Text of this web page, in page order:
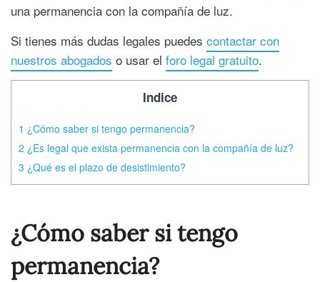
una permanencia con la compañía de luz.
Si tienes más dudas legales puedes contactar con
nuestros abogados o usar el foro legal gratuito.
Indice
1 ¿Cómo saber si tengo permanencia?
2 ¿Es legal que exista permanencia con la compañía de luz?
3 ¿Qué es el plazo de desistimiento?
¿Cómo saber si tengo
permanencia?